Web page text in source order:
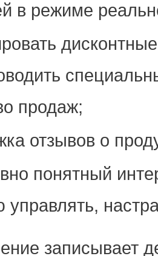
в режиме
продаж;
отзывов о
понятный
управлять,
записывает